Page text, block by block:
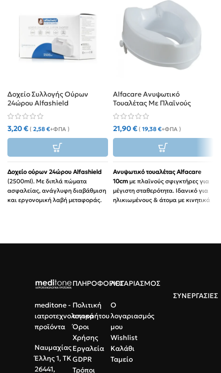
Δοχείο Συλλογής Ούρων
24ώρου Alfashield
3,20€ ( 2,58 €+ΦΠΑ )
Δοχείο ούρων 24ώρου Alfashield
(2500ml). Με διπλά πώματα
ασφαλείας, ανάγλυφη διαβάθμιση
και εργονομική λαβή μεταφοράς.
χάρτινο κουτί.
Alfacare Ανυψωτικό
Τουαλέτας Με Πλαϊνούς
Σφιγκτήρες 10 cm
21,90€ ( 19,38 €+ΦΠΑ )
Ανυψωτικό τουαλέτας Alfacare
10cm με πλαϊνούς σφιγκτήρες για
μέγιστη σταθερότητα. Ιδανικό για
ηλικιωμένους & άτομα με κινητικά
Αντοχή:Έως 115kg βάρος
meditone -
ιατροτεχνολογικά
προϊόντα
Ναυμαχίας
Έλλης 1, ΤΚ
26441,
ΠΛΗΡΟΦΟΡΙΕΣ
Πολιτική
απορρήτου
Όροι
Χρήσης
Εργαλεία
GDPR
Τρόποι
ΛΟΓΑΡΙΑΣΜΟΣ
Ο
λογαριασμός
μου
Wishlist
Καλάθι
Ταμείο
ΣΥΝΕΡΓΑΣΙΕΣ